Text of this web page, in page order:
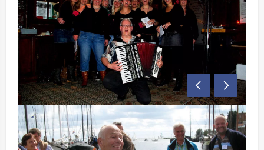
Boot informatie:
In Delft wordt gebruik gemaakt van open boten, die bij